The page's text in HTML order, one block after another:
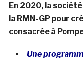
En 2020, la société
la RMN-GP pour
consacrée à
Une